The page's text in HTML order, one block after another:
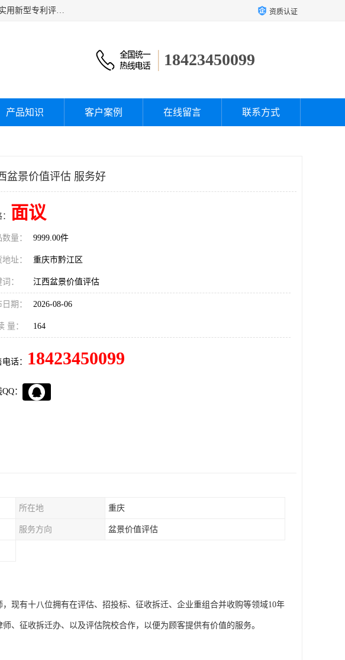
海润资产评估公司从事厂房拆迁评估、厂房资产评估、无形资产评估、房屋资产评估、企业停产停业损失评估、实用新型专利评估、果园资产评估、盆景价值评估、鱼塘资产评估等资产评估；从成立至今我司已经服务了全国几千家公司企业和事业单位，我们有着丰富的房屋、厂房、园林、企业拆迁等评估经验。 资质认证
18423450099
产品知识 客户案例 在线留言 联系方式
盆景价值评估 服务好
面议
量： 9999.00件
址： 重庆市黔江区
： 江西盆景价值评估
期： 2026-08-06
量： 164
话： 18423450099
：
所在地 重庆
服务方向 盆景价值评估
现有十八位拥有在评估、招投标、征收拆迁、企业重组合并收购等领域10年
、征收拆迁办、以及评估院校合作，以便为顾客提供有价值的服务。